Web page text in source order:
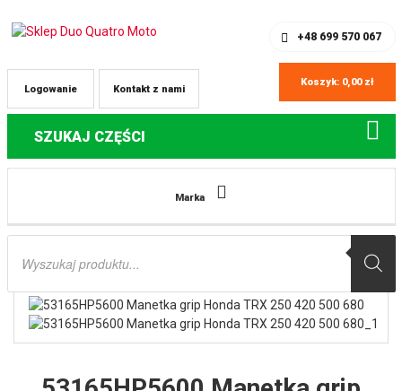
+48 699 570 067
Kontakt z nami
Logowanie
Koszyk: 0,00 zł
SZUKAJ CZĘŚCI
Marka
Wyszukiwarka
Części do quadów Honda